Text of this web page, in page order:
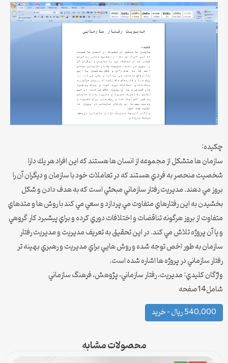
چكيده:
سازمان ها متشكل از مجموعه از انسان ها هستند كه اين افراد هر يك دارا
شخصيت منحصر به فردي هستند كه در تعاملات خود با سازمان و ديگران آن را
بروز مي دهند. مديريت رفتار سازماني مبحثي است كه به هدف دادن و شكل
بخشيدن به اين رفتارهاي متفاوت مي پردازد و سعي مي كند با روش ها و متدهاي
متفاوت از بروز هرگونه تناقضات و اختلافات دوري كرده و براي پيشبرد كار گروهي
و يا آن پروژه تلاش مي كند. در اين تحقيق به تعريف مديريت و مديريت رفتار
سازمان به طور اخص توجه شده و روش هايي براي مديريت و رهبري بهينه تر
رفتار سازماني در پروژه ها اشاره شده است.
واژگان كليدي: مديريت، رفتار سازماني، پژوهش، فرهنگ سازماني
شامل14صفحه
540,000 ریال – خرید
محصولات مشابه